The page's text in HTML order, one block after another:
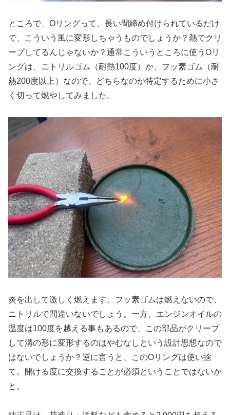
ところで、Oリングって、長い間締め付けられているだけ
で、こういう風に変形しちゃうものでしょうか？熱でクリ
ープしてるんじゃないか？通常こういうところに使うOリ
ングは、ニトリルゴム（耐熱100度）か、フッ素ゴム（耐
熱200度以上）なので、どちらなのか特定するために小さ
く切って燃やしてみました。
炎を出して激しく燃えます。フッ素ゴムは燃えないので、
ニトリルで間違いないでしょう。一方、エンジンオイルの
温度は100度を越える事もあるので、この部品がクリープ
して溝の形に変形するのはやむなしという設計思想なので
はないでしょうか？逆に言うと、このOリングは使い捨
て。開ける度に交換することが必須ということではないか
と。